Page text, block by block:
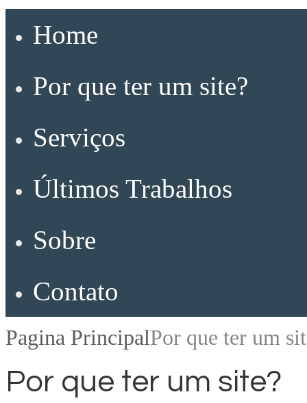
Home
Por que ter um site?
Serviços
Últimos Trabalhos
Sobre
Contato
Pagina PrincipalPor que ter um
Por que ter um site?